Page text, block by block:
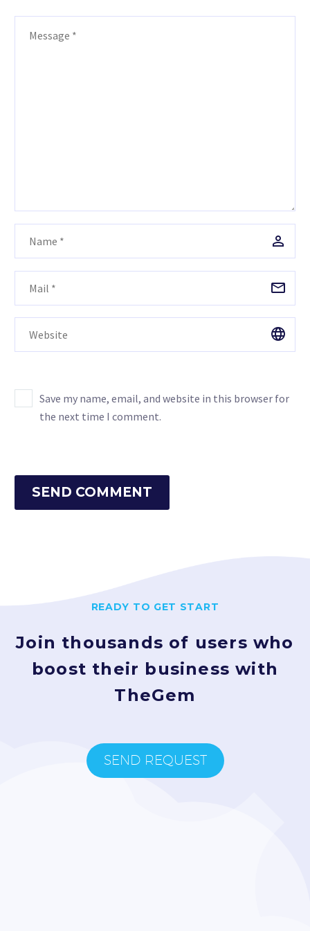
Save my name, email, and website in this browser for
the next time I comment.
SEND COMMENT
READY TO GET START
Join thousands of users who
boost their business with
TheGem
SEND REQUEST